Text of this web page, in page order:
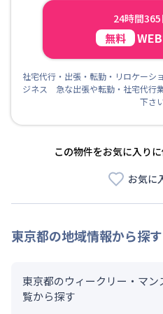
24時間
無料
社宅代行・出張・転勤・リロケーシ
ジネス 急な出張や転勤・社宅代行
下さい
この物件をお気に入り
お気に
東京都の地域情報から探す
東京都のウィークリー・マ
覧から探す